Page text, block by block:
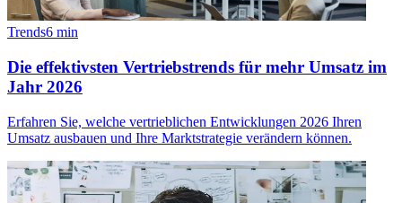
Trends6 min
Die effektivsten Vertriebstrends für mehr Umsatz im
Jahr 2026
Erfahren Sie, welche vertrieblichen Entwicklungen 2026 Ihren
Umsatz ausbauen und Ihre Marktstrategie verändern können.